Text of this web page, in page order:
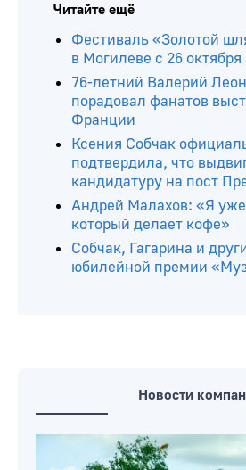
Читайте ещё
Фестиваль «Золотой
в Могилеве с 26 октября
76-летний Валерий
порадовал фанатов
Франции
Ксения Собчак
подтвердила, что
кандидатуру на пост
Андрей Малахов: «Я
который делает кофе»
Собчак, Гагарина и
юбилейной премии
Новости